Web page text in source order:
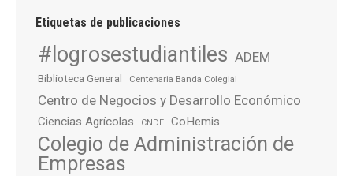
Etiquetas de publicaciones
#logrosestudiantiles ADEM
Biblioteca General Centenaria Banda Colegial
Centro de Negocios y Desarrollo Económico
Ciencias Agrícolas CNDE CoHemis
Colegio de Administración de
Empresas